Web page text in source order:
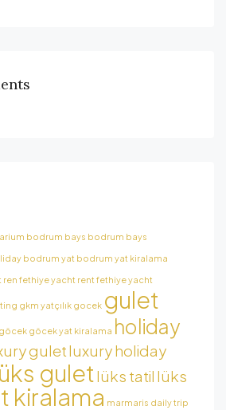
bodrum bays bodrum bays
bodrum yat bodrum yat kiralama
ren fethiye yacht rent fethiye yacht
gkm yatçılık gocek gulet
göcek göcek yat kiralama holiday
guletluxury holiday
guletlüks tatil lüks
kiralama marmaris daily trip